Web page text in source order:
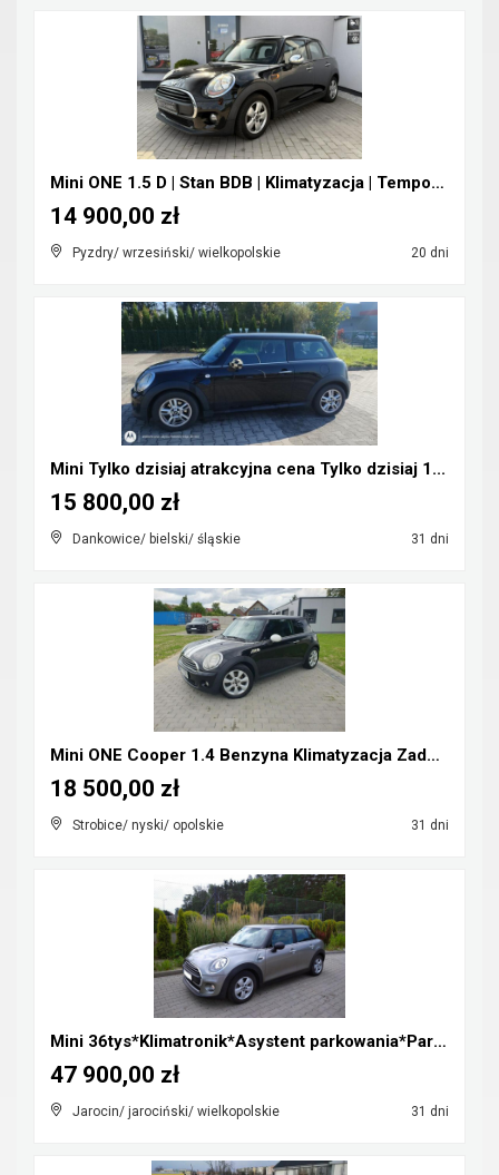
Mini ONE 1.5 D | Stan BDB | Klimatyzacja | Tempoma...
Pyzdry/ wrzesiński/ wielkopolskie 20 dni
14 900,00 zł
Mini Tylko dzisiaj atrakcyjna cena Tylko dzisiaj 1...
Dankowice/ bielski/ śląskie 31 dni
15 800,00 zł
Mini ONE Cooper 1.4 Benzyna Klimatyzacja Zadbany R...
Strobice/ nyski/ opolskie 31 dni
18 500,00 zł
Mini 36tys*Klimatronik*Asystent parkowania*Parki p...
Jarocin/ jarociński/ wielkopolskie 31 dni
47 900,00 zł